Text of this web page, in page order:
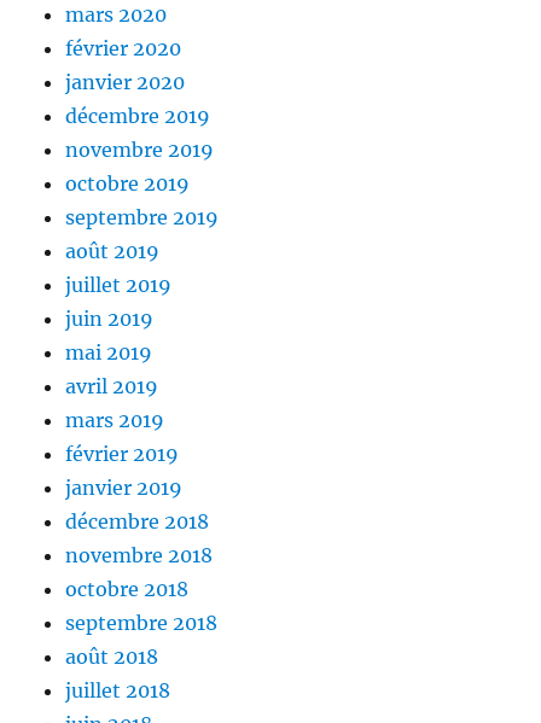
mars 2020
février 2020
janvier 2020
décembre 2019
novembre 2019
octobre 2019
septembre 2019
août 2019
juillet 2019
juin 2019
mai 2019
avril 2019
mars 2019
février 2019
janvier 2019
décembre 2018
novembre 2018
octobre 2018
septembre 2018
août 2018
juillet 2018